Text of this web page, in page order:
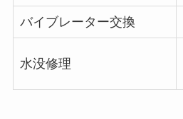
バイブレーター交換
水没修理